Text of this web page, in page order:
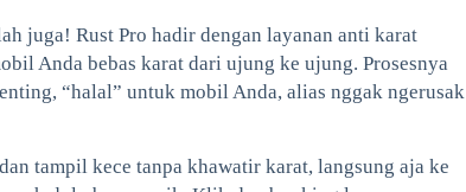
juga! Rust Pro hadir dengan layanan anti karat
Anda bebas karat dari ujung ke ujung. Prosesnya
“halal” untuk mobil Anda, alias nggak ngerusak
tampil kece tanpa khawatir karat, langsung aja ke